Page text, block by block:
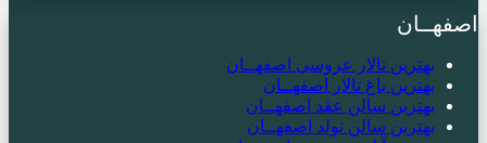
اصفهــان
بهترین تالار عروسی اصفهــان
بهترین باغ تالار اصفهــان
بهترین سالن عقد اصفهــان
بهترین سالن تولد اصفهــان